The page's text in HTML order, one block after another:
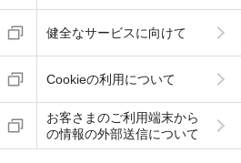
健全なサービスに向けて
Cookieの利用について
お客さまのご利用端末から
の情報の外部送信について